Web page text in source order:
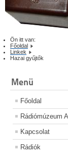
Ön itt van:
Főoldal
Linkek
Hazai gyűjtők
Menü
Főoldal
Rádiómúzeum
Kapcsolat
Rádiók